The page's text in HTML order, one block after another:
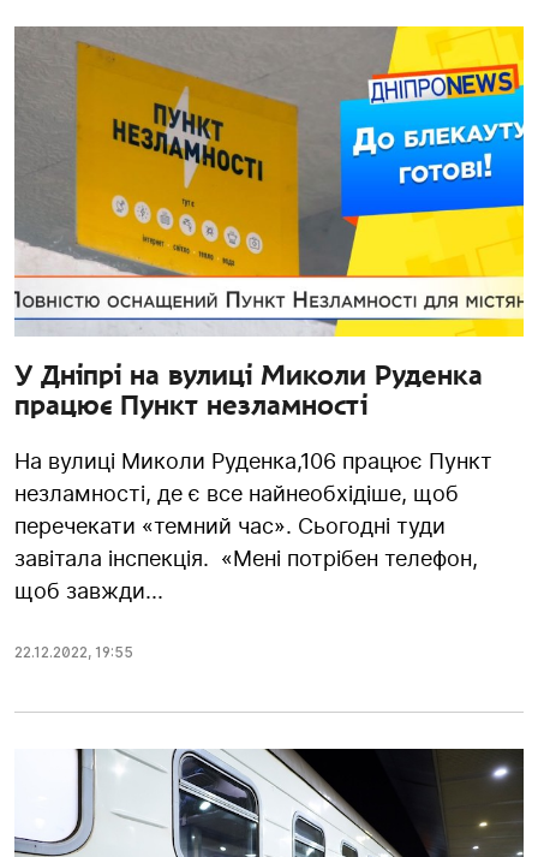
У Дніпрі на вулиці Миколи Руденка
працює Пункт незламності
На вулиці Миколи Руденка,106 працює Пункт
незламності, де є все найнеобхідіше, щоб
перечекати «темний час». Сьогодні туди
завітала інспекція. «Мені потрібен телефон,
щоб завжди...
22.12.2022, 19:55